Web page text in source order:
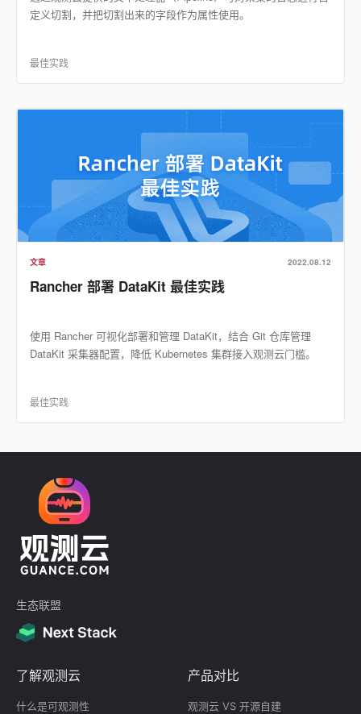
定义切割，并把切割出来的字段作为属性使用。
最佳实践
文章 2022.08.12
Rancher 部署 DataKit 最佳实践
使用 Rancher 可视化部署和管理 DataKit，结合 Git 仓库管理
DataKit 采集器配置，降低 Kubernetes 集群接入观测云门槛。
最佳实践
生态联盟
了解观测云
什么是可观测性
产品对比
观测云 VS 开源自建